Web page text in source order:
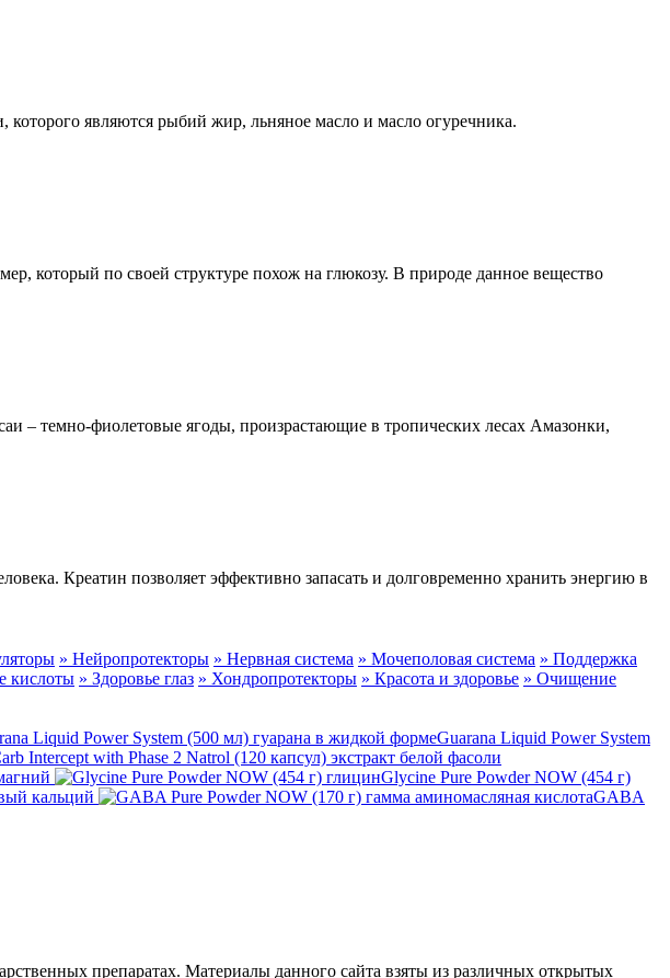
являются рыбий жир, льняное масло и масло огуречника.
который по своей структуре похож на глюкозу. В природе данное вещество
– темно-фиолетовые ягоды, произрастающие в тропических лесах Амазонки,
Креатин позволяет эффективно запасать и долговременно хранить энергию в
» Нейропротекторы » Нервная система » Мочеполовая система » Поддержка
кислоты » Здоровье глаз » Хондропротекторы » Красота и здоровье » Очищение
Guarana Liquid Power System
Intercept with Phase 2 Natrol (120 капсул) экстракт белой фасоли
Glycine Pure Powder NOW (454 г)
кальций
GABA
препаратах. Материалы данного сайта взяты из различных открытых